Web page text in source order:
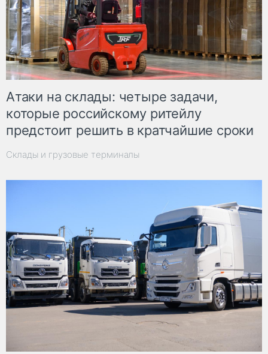
Атаки на склады: четыре задачи,
которые российскому ритейлу
предстоит решить в кратчайшие сроки
Склады и грузовые терминалы